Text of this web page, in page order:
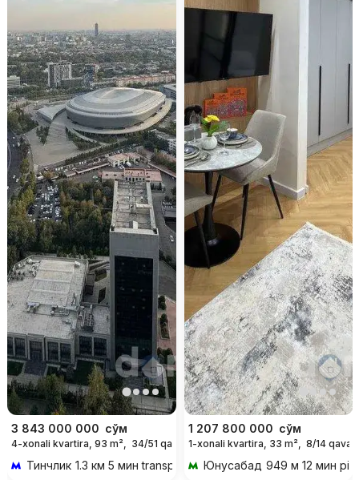
3 843 000 000 сўм
4-xonali kvartira, 93 m², 34/51 qavat
Тинчлик 1.3 км 5 мин transportda
1 207 800 000 сўм
1-xonali kvartira, 33 m², 8/14 qavat
Юнусабад 949 м 12 мин